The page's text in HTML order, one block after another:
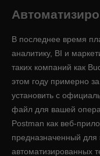
В последнее время
аналитику, BI и
таких компаний как
этом году примерно
установить с
файл для вашей
Postman как веб-
предназначенный
автоматизированных